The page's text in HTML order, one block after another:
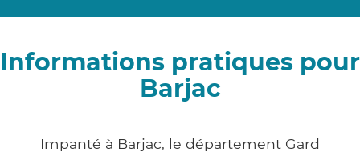
Informations pratiques pour
Barjac
Impanté à Barjac, le département Gard